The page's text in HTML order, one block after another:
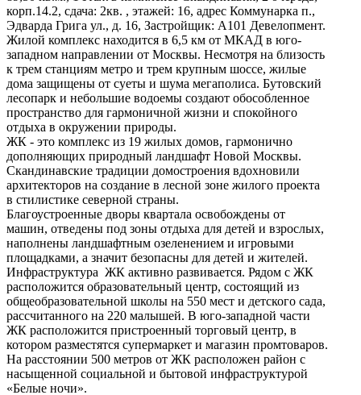
корп.14.2, сдача: 2кв. , этажей: 16, адрес Коммунарка п.,
Эдварда Грига ул., д. 16, Застройщик: А101 Девелопмент.
Жилой комплекс находится в 6,5 км от МКАД в юго-
западном направлении от Москвы. Несмотря на близость
к трем станциям метро и трем крупным шоссе, жилые
дома защищены от суеты и шума мегаполиса. Бутовский
лесопарк и небольшие водоемы создают обособленное
пространство для гармоничной жизни и спокойного
отдыха в окружении природы.
ЖК - это комплекс из 19 жилых домов, гармонично
дополняющих природный ландшафт Новой Москвы.
Скандинавские традиции домостроения вдохновили
архитекторов на создание в лесной зоне жилого проекта
в стилистике северной страны.
Благоустроенные дворы квартала освобождены от
машин, отведены под зоны отдыха для детей и взрослых,
наполнены ландшафтным озеленением и игровыми
площадками, а значит безопасны для детей и жителей.
Инфраструктура ЖК активно развивается. Рядом с ЖК
расположится образовательный центр, состоящий из
общеобразовательной школы на 550 мест и детского сада,
рассчитанного на 220 малышей. В юго-западной части
ЖК расположится пристроенный торговый центр, в
котором разместятся супермаркет и магазин промтоваров.
На расстоянии 500 метров от ЖК расположен район с
насыщенной социальной и бытовой инфраструктурой
«Белые ночи».